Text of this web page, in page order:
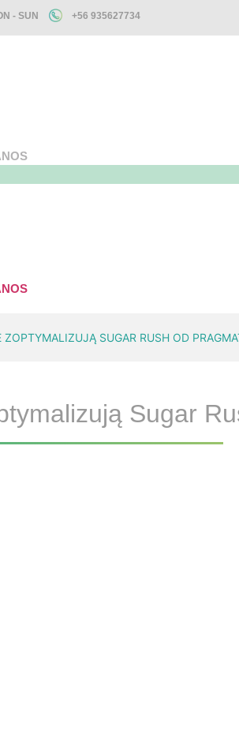
- SUN +56 935627734
SUGAR RUSH OD
Sugar